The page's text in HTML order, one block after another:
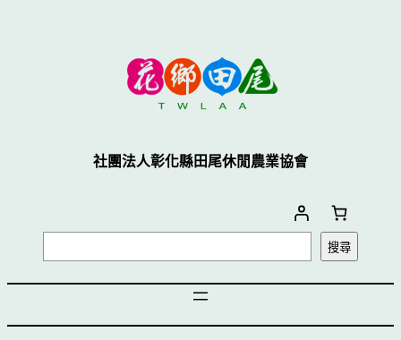
社團法人彰化縣田尾休閒農業協會
搜尋